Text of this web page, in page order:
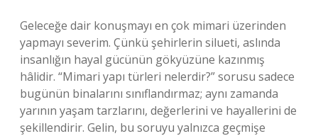
Geleceğe dair konuşmayı en çok mimari üzerinden
yapmayı severim. Çünkü şehirlerin silueti, aslında
insanlığın hayal gücünün gökyüzüne kazınmış
hâlidir. “Mimari yapı türleri nelerdir?” sorusu sadece
bugünün binalarını sınıflandırmaz; aynı zamanda
yarının yaşam tarzlarını, değerlerini ve hayallerini de
şekillendirir. Gelin, bu soruyu yalnızca geçmişe